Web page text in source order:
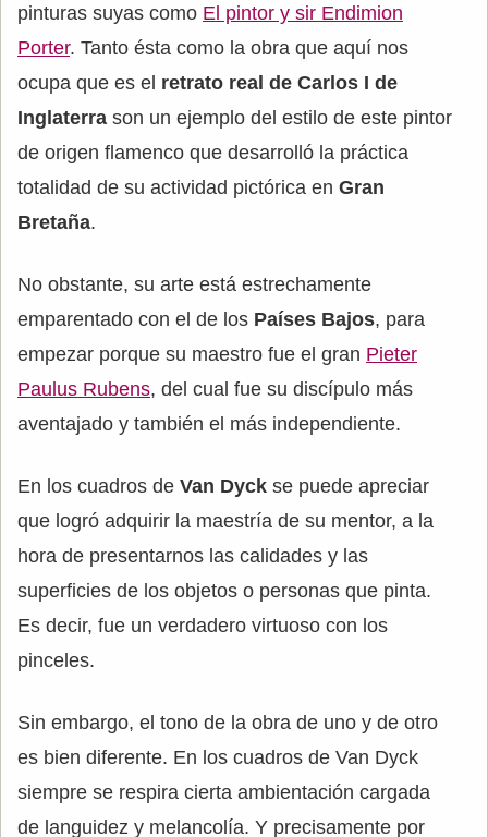
pinturas suyas como El pintor y sir Endimion
Porter. Tanto ésta como la obra que aquí nos
ocupa que es el retrato real de Carlos I de
Inglaterra son un ejemplo del estilo de este pintor
de origen flamenco que desarrolló la práctica
totalidad de su actividad pictórica en Gran
Bretaña.
No obstante, su arte está estrechamente
emparentado con el de los Países Bajos, para
empezar porque su maestro fue el gran Pieter
Paulus Rubens, del cual fue su discípulo más
aventajado y también el más independiente.
En los cuadros de Van Dyck se puede apreciar
que logró adquirir la maestría de su mentor, a la
hora de presentarnos las calidades y las
superficies de los objetos o personas que pinta.
Es decir, fue un verdadero virtuoso con los
pinceles.
Sin embargo, el tono de la obra de uno y de otro
es bien diferente. En los cuadros de Van Dyck
siempre se respira cierta ambientación cargada
de languidez y melancolía. Y precisamente por